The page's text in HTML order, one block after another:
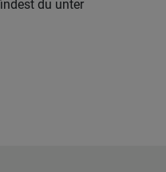
du unter